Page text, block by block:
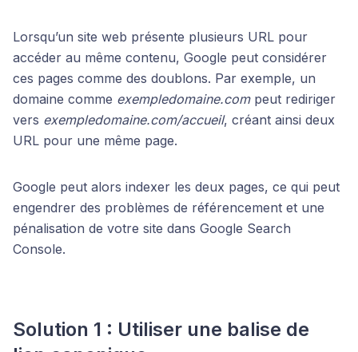
Lorsqu’un site web présente plusieurs URL pour
accéder au même contenu, Google peut considérer
ces pages comme des doublons. Par exemple, un
domaine comme exempledomaine.compeut rediriger
vers exempledomaine.com/accueil, créant ainsi deux
URL pour une même page.
Google peut alors indexer les deux pages, ce qui peut
engendrer des problèmes de référencement et une
pénalisation de votre site dans Google Search
Console.
Solution 1 : Utiliser une balise de